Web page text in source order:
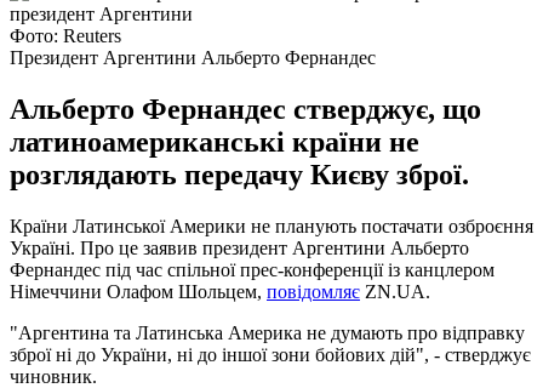
Фото: Reuters
Президент Аргентини Альберто Фернандес
Альберто Фернандес стверджує, що
латиноамериканські країни не
розглядають передачу Києву зброї.
Країни Латинської Америки не планують постачати озброєння
Україні. Про це заявив президент Аргентини Альберто
Фернандес під час спільної прес-конференції із канцлером
Німеччини Олафом Шольцем, повідомляє ZN.UA.
"Аргентина та Латинська Америка не думають про відправку
зброї ні до України, ні до іншої зони бойових дій", - стверджує
чиновник.